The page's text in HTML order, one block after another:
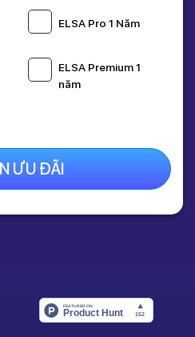
Đ
khi thanh toán
ELSA Pro 1 Năm
ELSA Premium 1
năm
ƯU ĐÃI